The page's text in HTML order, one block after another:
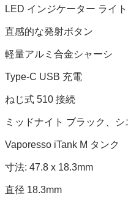
LED インジケーター ライト
直感的な発射ボタン
軽量アルミ合金シャーシ
Type-C USB 充電
ねじ式 510 接続
ミッドナイト ブラック、
Vaporesso iTank M タンク
寸法: 47.8 x 18.3mm
直径 18.3mm